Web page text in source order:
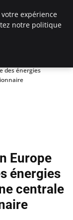
des énergies
Europe
énergies
centrale
expérience
notre politique